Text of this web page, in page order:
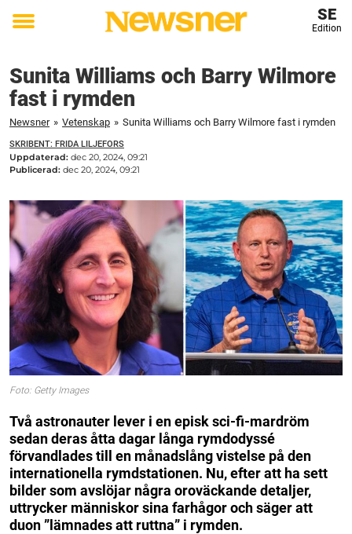
Toggle
SE
Edition
Sunita Williams och Barry Wilmore
fast i rymden
Newsner » Vetenskap » Sunita Williams och Barry Wilmore fast i rymden
SKRIBENT: FRIDA LILJEFORS
Uppdaterad: dec 20, 2024, 09:21
Publicerad: dec 20, 2024, 09:21
Foto: Getty Images
Två astronauter lever i en episk sci-fi-mardröm
sedan deras åtta dagar långa rymdodyssé
förvandlades till en månadslång vistelse på den
internationella rymdstationen. Nu, efter att ha sett
bilder som avslöjar några oroväckande detaljer,
uttrycker människor sina farhågor och säger att
duon ”lämnades att ruttna” i rymden.